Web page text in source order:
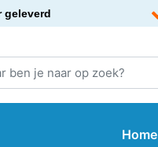
geleverd
Home